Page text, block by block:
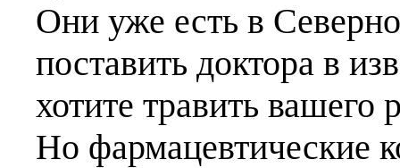
Они уже есть в
поставить доктора в
хотите травить вашего
Но фармацевтические